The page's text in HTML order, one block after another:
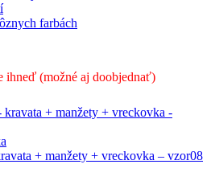
Tento
produkt
Možnosti
môžete
na
stránke
farbách
ihneď (možné aj doobjednať)
+ manžety + vreckovka – vzor08